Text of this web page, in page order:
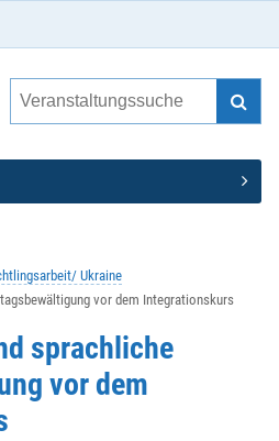
Ukraine
vor dem Integrationskurs
sprachliche
vor dem